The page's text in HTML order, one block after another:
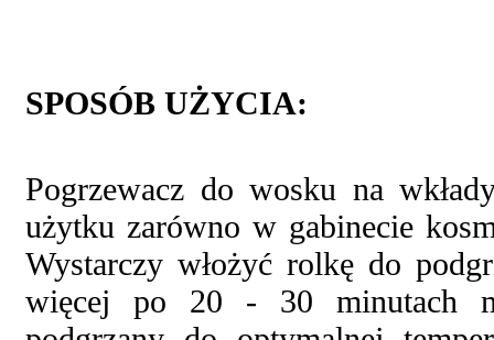
SPOSÓB UŻYCIA:
Pogrzewacz do wosku na
użytku zarówno w gabinecie
Wystarczy włożyć rolkę do
więcej po 20 - 30 minutach